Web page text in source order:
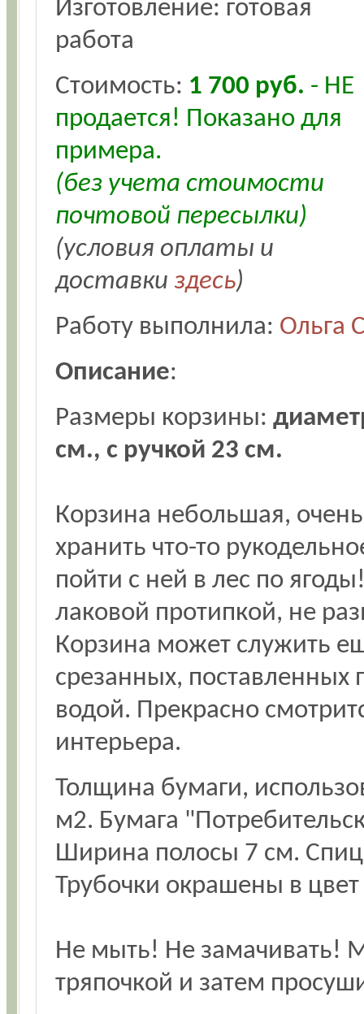
Изготовление: готовая
работа
Стоимость: 1 700 руб. - НЕ
продается! Показано для
примера.
(без учета стоимости
почтовой пересылки)
(условия оплаты и
доставки здесь)
Работу выполнила: Ольга
Описание:
Размеры корзины:
см., с ручкой 23 см.
Корзина небольшая,
хранить что-то
пойти с ней в лес по
лаковой протипкой, не
Корзина может служить
срезанных, поставленных
водой. Прекрасно
интерьера.
Толщина бумаги,
м2. Бумага
Ширина полосы 7 см.
Трубочки окрашены в
Не мыть! Не замачивать!
тряпочкой и затем